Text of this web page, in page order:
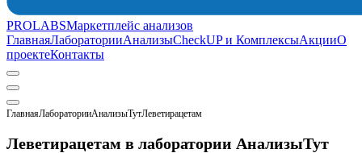
PROLABSМаркетплейс анализов
ГлавнаяЛабораторииАнализыCheckUP и КомплексыАкцииО
проектеКонтакты
ГлавнаяЛабораторииАнализыТутЛеветирацетам
Леветирацетам в лаборатории АнализыТут